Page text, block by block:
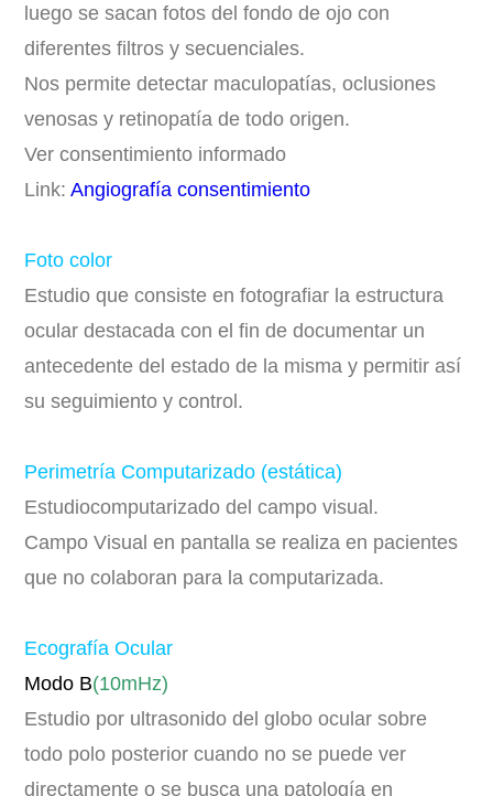
luego se sacan fotos del fondo de ojo con
diferentes filtros y secuenciales.
Nos permite detectar maculopatías, oclusiones
venosas y retinopatía de todo origen.
Ver consentimiento informado
Link:Angiografía consentimiento
Foto color
Estudio que consiste en fotografiar la estructura
ocular destacada con el fin de documentar un
antecedente del estado de la misma y permitir así
su seguimiento y control.
Perimetría Computarizado (estática)
Estudiocomputarizado del campo visual.
Campo Visual en pantalla se realiza en pacientes
que no colaboran para la computarizada.
Ecografía Ocular
Modo B(10mHz)
Estudio por ultrasonido del globo ocular sobre
todo polo posterior cuando no se puede ver
directamente o se busca una patología en